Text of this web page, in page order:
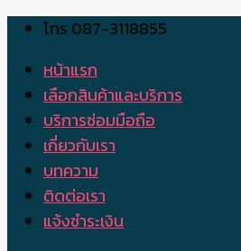
Skip
content
โทร 087-3118855
หน้าแรก
เลือกสินค้าและบริการ
บริการซ่อมมือถือ
เกี่ยวกับเรา
บทความ
ติดต่อเรา
แจ้งชำระเงิน